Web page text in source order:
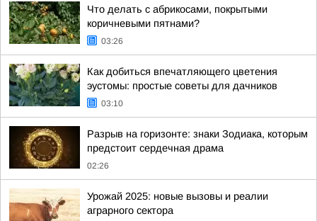
Что делать с абрикосами, покрытыми
коричневыми пятнами?
03:26
Как добиться впечатляющего цветения
эустомы: простые советы для дачников
03:10
Разрыв на горизонте: знаки Зодиака, которым
предстоит сердечная драма
02:26
Урожай 2025: новые вызовы и реалии
аграрного сектора